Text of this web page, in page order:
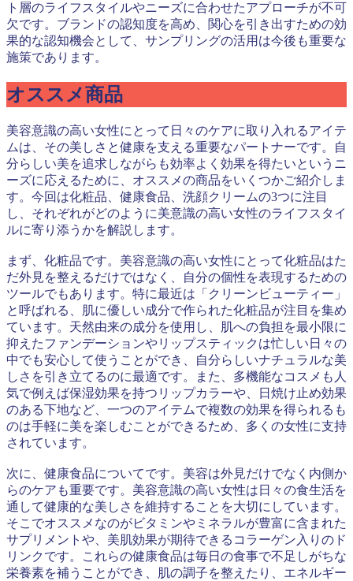
ト層のライフスタイルやニーズに合わせたアプローチが不可
欠です。ブランドの認知度を高め、関心を引き出すための効
果的な認知機会として、サンプリングの活用は今後も重要な
施策であります。
オススメ商品
美容意識の高い女性にとって日々のケアに取り入れるアイテ
ムは、その美しさと健康を支える重要なパートナーです。自
分らしい美を追求しながらも効率よく効果を得たいというニ
ーズに応えるために、オススメの商品をいくつかご紹介しま
す。今回は化粧品、健康食品、洗顔クリームの3つに注目
し、それぞれがどのように美意識の高い女性のライフスタイ
ルに寄り添うかを解説します。
まず、化粧品です。美容意識の高い女性にとって化粧品はた
だ外見を整えるだけではなく、自分の個性を表現するための
ツールでもあります。特に最近は「クリーンビューティー」
と呼ばれる、肌に優しい成分で作られた化粧品が注目を集め
ています。天然由来の成分を使用し、肌への負担を最小限に
抑えたファンデーションやリップスティックは忙しい日々の
中でも安心して使うことができ、自分らしいナチュラルな美
しさを引き立てるのに最適です。また、多機能なコスメも人
気で例えば保湿効果を持つリップカラーや、日焼け止め効果
のある下地など、一つのアイテムで複数の効果を得られるも
のは手軽に美を楽しむことができるため、多くの女性に支持
されています。
次に、健康食品についてです。美容は外見だけでなく内側か
らのケアも重要です。美容意識の高い女性は日々の食生活を
通して健康的な美しさを維持することを大切にしています。
そこでオススメなのがビタミンやミネラルが豊富に含まれた
サプリメントや、美肌効果が期待できるコラーゲン入りのド
リンクです。これらの健康食品は毎日の食事で不足しがちな
栄養素を補うことができ、肌の調子を整えたり、エネルギー